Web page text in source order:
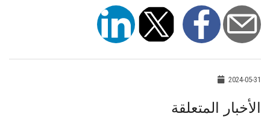
2024-05-31
الأخبار المتعلقة